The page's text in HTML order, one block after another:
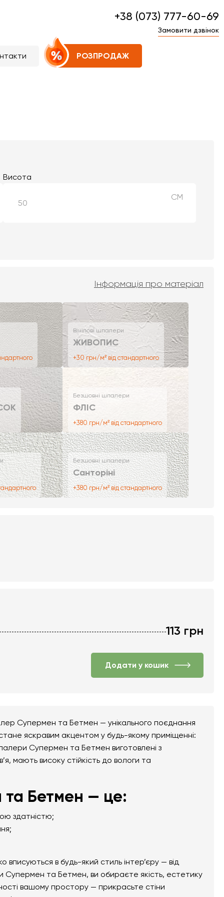
+38 (073) 777-60-69
Замовити дзвінок
РОЗПРОДАЖ
Висота
СМ
Інформація про матеріал
Вінілові шпалери
ЖИВОПИС
+30 грн/м² від стандартного
Безшовні шпалери
ФЛІС
+380 грн/м² від стандартного
Безшовні шпалери
Санторіні
+380 грн/м² від стандартного
113 грн
Додати у кошик
Супермен та Бетмен — унікального поєднання
яскравим акцентом у будь-якому приміщенні:
Супермен та Бетмен виготовлені з
мають високу стійкість до вологи та
Бетмен — це:
здатністю;
в будь-який стиль інтер’єру — від
Супермен та Бетмен, ви обираєте якість, естетику
вашому простору — прикрасьте стіни